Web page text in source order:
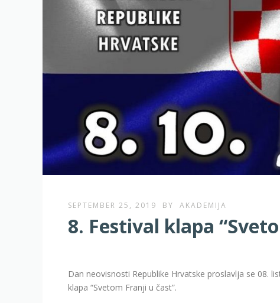
SEPTEMBER 25, 2019 BY AKADEMIJA
8. Festival klapa
Dan neovisnosti Republike Hrvatske proslavlja se 08.
klapa “Svetom Franji u čast”.